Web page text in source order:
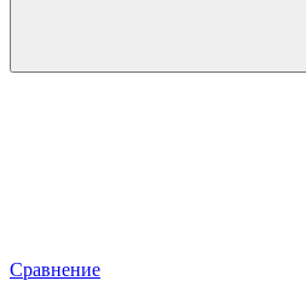
Сравнение